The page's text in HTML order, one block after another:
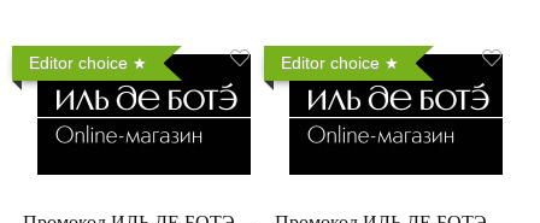
Editor choice Editor choice